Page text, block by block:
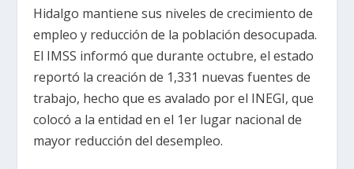
Hidalgo mantiene sus niveles de crecimiento de
empleo y reducción de la población desocupada.
El IMSS informó que durante octubre, el estado
reportó la creación de 1,331 nuevas fuentes de
trabajo, hecho que es avalado por el INEGI, que
colocó a la entidad en el 1er lugar nacional de
mayor reducción del desempleo.